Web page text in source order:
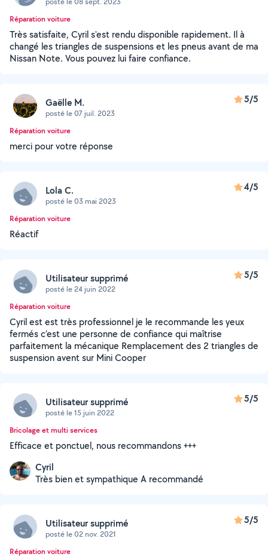
Réparation voiture
Très satisfaite, Cyril s'est rendu disponible rapidement. Il à
changé les triangles de suspensions et les pneus avant de ma
Nissan Note. Vous pouvez lui faire confiance.
Gaëlle M.
posté le 07 juil. 2023
5/5
Réparation voiture
merci pour votre réponse
Lola C.
posté le 03 mai 2023
4/5
Réparation voiture
Réactif
Utilisateur supprimé
posté le 24 juin 2022
5/5
Réparation voiture
Cyril est est très professionnel je le recommande les yeux
fermés c’est une personne de confiance qui maîtrise
parfaitement la mécanique Remplacement des 2 triangles de
suspension avent sur Mini Cooper
Utilisateur supprimé
posté le 15 juin 2022
5/5
Bricolage et multi services
Efficace et ponctuel, nous recommandons +++
Cyril
Très bien et sympathique A recommandé
Utilisateur supprimé
posté le 02 nov. 2021
5/5
Réparation voiture